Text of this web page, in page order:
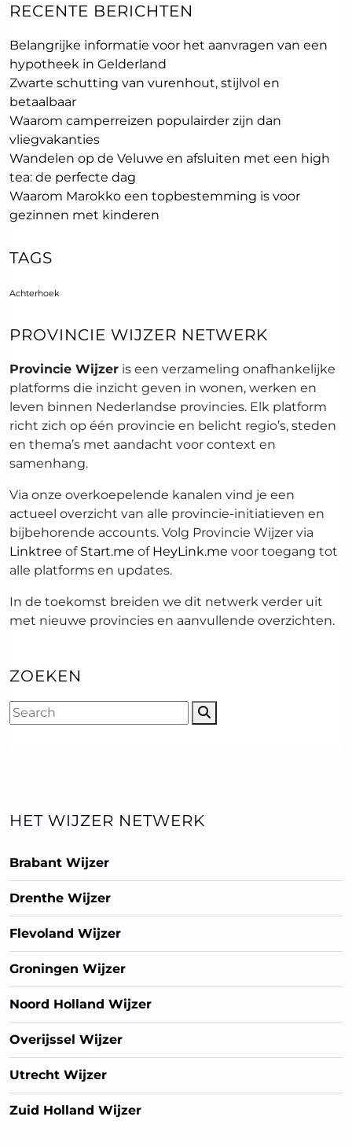
RECENTE BERICHTEN
Belangrijke informatie voor het aanvragen van een
hypotheek in Gelderland
Zwarte schutting van vurenhout, stijlvol en
betaalbaar
Waarom camperreizen populairder zijn dan
vliegvakanties
Wandelen op de Veluwe en afsluiten met een high
tea: de perfecte dag
Waarom Marokko een topbestemming is voor
gezinnen met kinderen
TAGS
Achterhoek
PROVINCIE WIJZER NETWERK
Provincie Wijzer is een verzameling onafhankelijke
platforms die inzicht geven in wonen, werken en
leven binnen Nederlandse provincies. Elk platform
richt zich op één provincie en belicht regio’s, steden
en thema’s met aandacht voor context en
samenhang.
Via onze overkoepelende kanalen vind je een
actueel overzicht van alle provincie-initiatieven en
bijbehorende accounts. Volg Provincie Wijzer via
Linktree of Start.me of HeyLink.me voor toegang tot
alle platforms en updates.
In de toekomst breiden we dit netwerk verder uit
met nieuwe provincies en aanvullende overzichten.
ZOEKEN
HET WIJZER NETWERK
Brabant Wijzer
Drenthe Wijzer
Flevoland Wijzer
Groningen Wijzer
Noord Holland Wijzer
Overijssel Wijzer
Utrecht Wijzer
Zuid Holland Wijzer